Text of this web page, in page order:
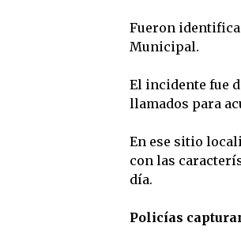
Fueron
Municipal.
El incidente fue
llamados para
En ese sitio
con las
día.
Policías